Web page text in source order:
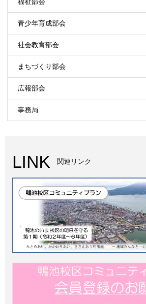
青少年育成部会
社会教育部会
まちづくり部会
広報部会
事務局
LINK 関連リンク